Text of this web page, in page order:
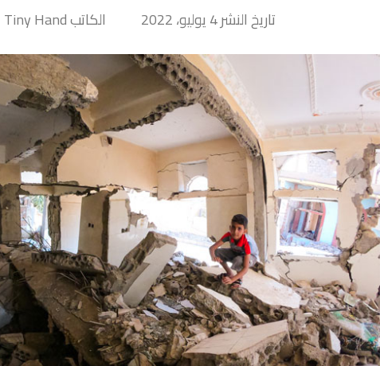
تاريخ النشر 4 يوليو، 2022 الكاتب Tiny Hand